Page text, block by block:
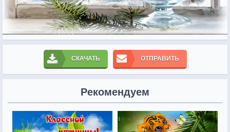
СКАЧАТЬ ОТПРАВИТЬ
Рекомендуем